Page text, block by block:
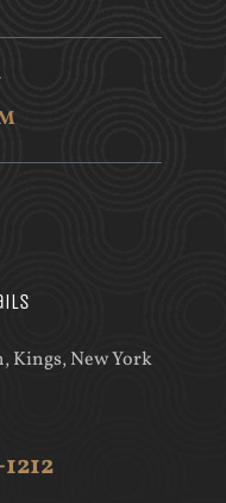
Kings, New York